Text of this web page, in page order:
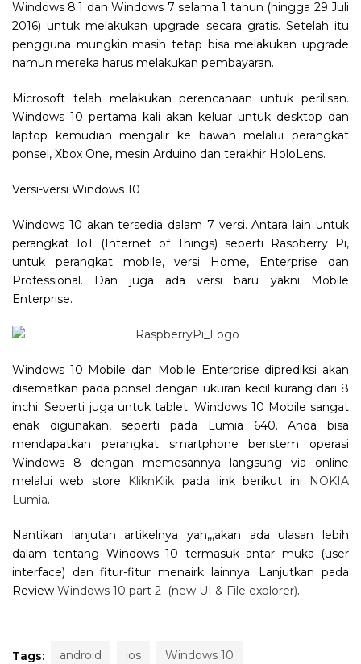
Windows 8.1 dan Windows 7 selama 1 tahun (hingga 29 Juli
2016) untuk melakukan upgrade secara gratis. Setelah itu
pengguna mungkin masih tetap bisa melakukan upgrade
namun mereka harus melakukan pembayaran.
Microsoft telah melakukan perencanaan untuk perilisan.
Windows 10 pertama kali akan keluar untuk desktop dan
laptop kemudian mengalir ke bawah melalui perangkat
ponsel, Xbox One, mesin Arduino dan terakhir HoloLens.
Versi-versi Windows 10
Windows 10 akan tersedia dalam 7 versi. Antara lain untuk
perangkat IoT (Internet of Things) seperti Raspberry Pi,
untuk perangkat mobile, versi Home, Enterprise dan
Professional. Dan juga ada versi baru yakni Mobile
Enterprise.
Windows 10 Mobile dan Mobile Enterprise diprediksi akan
disematkan pada ponsel dengan ukuran kecil kurang dari 8
inchi. Seperti juga untuk tablet. Windows 10 Mobile sangat
enak digunakan, seperti pada Lumia 640. Anda bisa
mendapatkan perangkat smartphone beristem operasi
Windows 8 dengan memesannya langsung via online
melalui web store
KliknKlik pada link berikut ini
NOKIA
Lumia.
Nantikan lanjutan artikelnya yah,,,akan ada ulasan lebih
dalam tentang Windows 10 termasuk antar muka (user
interface) dan fitur-fitur menairk lainnya. Lanjutkan pada
Review Windows 10 part 2 (new UI & File explorer).
Tags: android ios Windows 10